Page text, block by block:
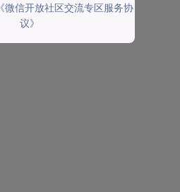
《微信开放社区交流专区服务协
议》